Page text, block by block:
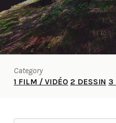
Category
1 FILM / VIDÉO 2 DESSIN 3